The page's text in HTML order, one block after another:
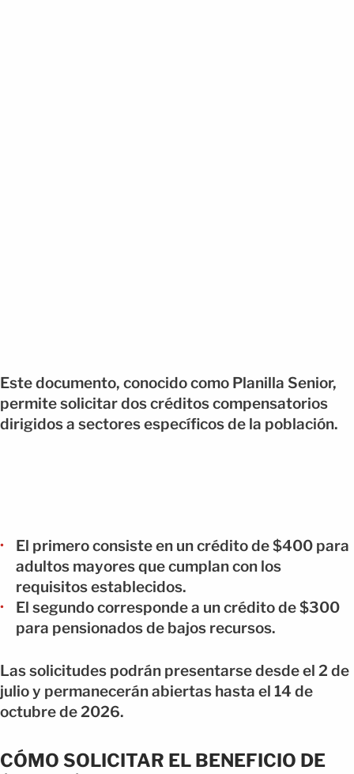
Este documento, conocido como Planilla Senior,
permite solicitar dos créditos compensatorios
dirigidos a sectores específicos de la población.
El primero consiste en un crédito de $400 para
adultos mayores que cumplan con los
requisitos establecidos.
El segundo corresponde a un crédito de $300
para pensionados de bajos recursos.
Las solicitudes podrán presentarse desde el 2 de
julio y permanecerán abiertas hasta el 14 de
octubre de 2026.
CÓMO SOLICITAR EL BENEFICIO DE